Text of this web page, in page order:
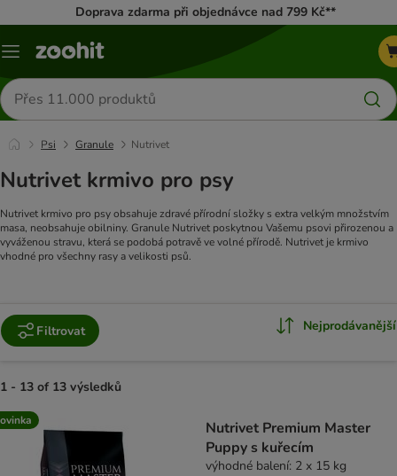
Doprava zdarma při objednávce nad 799 Kč**
Menu
Hledat
produkty
Psi Granule Nutrivet
Nutrivet krmivo pro psy
Nutrivet krmivo pro psy obsahuje zdravé přírodní složky s extra velkým množstvím
masa, neobsahuje obilniny. Granule Nutrivet poskytnou Vašemu psovi přirozenou a
vyváženou stravu, která se podobá potravě ve volné přírodě. Nutrivet je krmivo
vhodné pro všechny rasy a velikosti psů.
Filtrovat Nejprodávanější
1 - 13 of 13 výsledků
product items have been changed
Nutrivet Premium Master
Puppy s kuřecím
výhodné balení: 2 x 15 kg